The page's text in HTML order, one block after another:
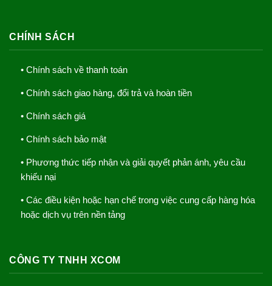
CHÍNH SÁCH
• Chính sách về thanh toán
• Chính sách giao hàng, đổi trả và hoàn tiền
• Chính sách giá
• Chính sách bảo mật
• Phương thức tiếp nhận và giải quyết phản ánh, yêu cầu
khiếu nại
• Các điều kiện hoặc hạn chế trong việc cung cấp hàng hóa
hoặc dịch vụ trên nền tảng
CÔNG TY TNHH XCOM